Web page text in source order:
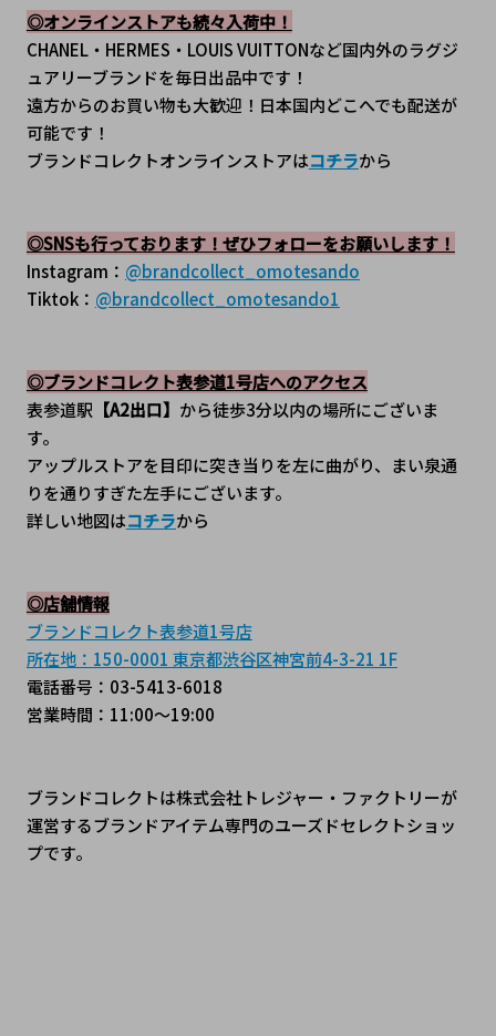
◎オンラインストアも続々入荷中！
CHANEL・HERMES・LOUIS VUITTONなど国内外のラグジ
ュアリーブランドを毎日出品中です！
遠方からのお買い物も大歓迎！日本国内どこへでも配送が
可能です！
ブランドコレクトオンラインストアはコチラから
◎SNSも行っております！ぜひフォローをお願いします！
Instagram： @brandcollect_omotesando
Tiktok： @brandcollect_omotesando1
◎ブランドコレクト表参道1号店へのアクセス
表参道駅【A2出口】 から徒歩3分以内の場所にございま
す。
アップルストアを目印に突き当りを左に曲がり、まい泉通
りを通りすぎた左手にございます。
詳しい地図はコチラから
◎店舗情報
ブランドコレクト表参道1号店
所在地：150-0001 東京都渋谷区神宮前4-3-21 1F
電話番号：03-5413-6018
営業時間：11:00～19:00
ブランドコレクトは株式会社トレジャー・ファクトリーが
運営するブランドアイテム専門のユーズドセレクトショッ
プです。